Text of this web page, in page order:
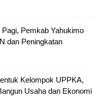
Pemkab Yahukimo
dan Peningkatan
Kelompok UPPKA,
Usaha dan Ekonomi